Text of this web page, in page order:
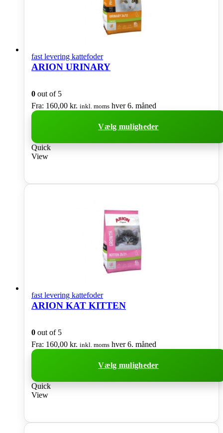
fast levering kattefoder
ARION URINARY
0 out of 5
Fra: 160,00 kr. inkl. moms hver 6. måned
Vælg muligheder
Dette
vare
varianter.
Quick
View
fast levering kattefoder
ARION KAT KITTEN
0 out of 5
Fra: 160,00 kr. inkl. moms hver 6. måned
Vælg muligheder
Dette
vare
varianter.
Quick
View